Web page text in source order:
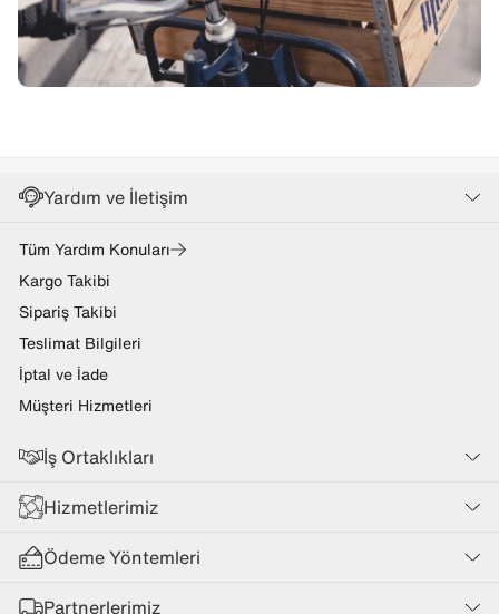
Yardım ve İletişim
Tüm Yardım Konuları
Kargo Takibi
Sipariş Takibi
Teslimat Bilgileri
İptal ve İade
Müşteri Hizmetleri
İş Ortaklıkları
Hizmetlerimiz
Ödeme Yöntemleri
Partnerlerimiz